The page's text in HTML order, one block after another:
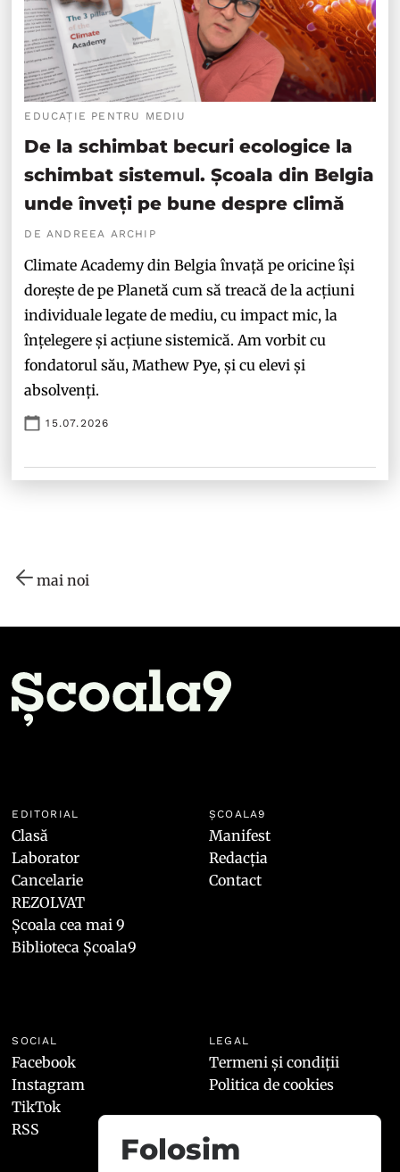
EDUCAȚIE PENTRU MEDIU
De la schimbat becuri ecologice la
schimbat sistemul. Școala din Belgia
unde înveți pe bune despre climă
DE ANDREEA ARCHIP
Climate Academy din Belgia învață pe oricine își
dorește de pe Planetă cum să treacă de la acțiuni
individuale legate de mediu, cu impact mic, la
înțelegere și acțiune sistemică. Am vorbit cu
fondatorul său, Mathew Pye, și cu elevi și
absolvenți.
15.07.2026
mai noi
EDITORIAL
Clasă
Laborator
Cancelarie
REZOLVAT
Școala cea mai 9
Biblioteca Școala9
ȘCOALA9
Manifest
Redacția
Contact
SOCIAL
Facebook
Instagram
TikTok
RSS
LEGAL
Termeni și condiții
Politica de cookies
Folosim